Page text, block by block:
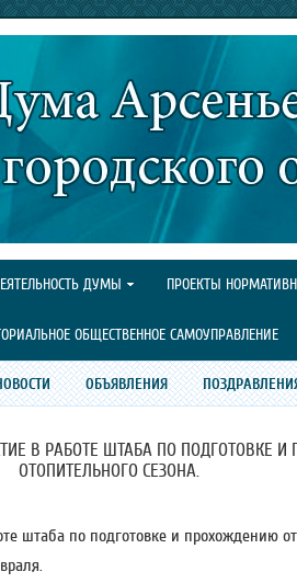
ДУМЫ ПРОЕКТЫ
ОБЩЕСТВЕННОЕ САМОУПРАВЛЕНИЕ
ОБЪЯВЛЕНИЯ
В РАБОТЕ ШТАБА ПО ПОДГОТОВКЕ
ОТОПИТЕЛЬНОГО СЕЗОНА.
штаба по подготовке и прохождению